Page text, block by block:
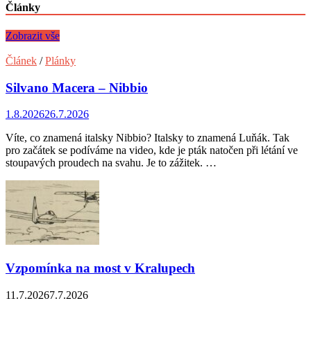
Články
Zobrazit vše
Článek /Plánky
Silvano Macera – Nibbio
1.8.202626.7.2026
Víte, co znamená italsky Nibbio? Italsky to znamená Luňák. Tak
pro začátek se podíváme na video, kde je pták natočen při létání ve
stoupavých proudech na svahu. Je to zážitek. …
Vzpomínka na most v Kralupech
11.7.20267.7.2026